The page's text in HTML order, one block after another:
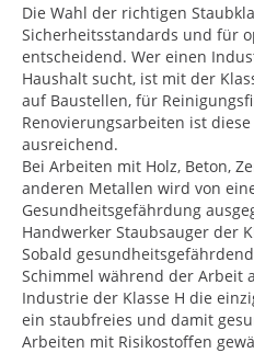
Die Wahl der richtigen
Sicherheitsstandards und für
entscheidend. Wer einen
Haushalt sucht, ist mit der
auf Baustellen, für
Renovierungsarbeiten ist
ausreichend.
Bei Arbeiten mit Holz, Beton,
anderen Metallen wird von
Gesundheitsgefährdung
Handwerker Staubsauger der
Sobald
Schimmel während der Arbeit
Industrie der Klasse H die
ein staubfreies und damit
Arbeiten mit Risikostoffen